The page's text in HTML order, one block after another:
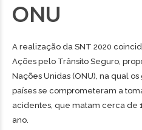
ONU
A realização da SNT 2020
Ações pelo Trânsito Seguro,
Nações Unidas (ONU), na qual
países se comprometeram a
acidentes, que matam cerca de
ano.